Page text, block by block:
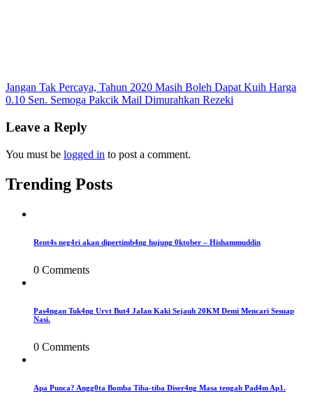
Post
navigation
Jangan Tak Percaya, Tahun 2020 Masih Boleh Dapat Kuih Harga
0.10 Sen. Semoga Pakcik Mail Dimurahkan Rezeki
Leave a Reply
You must be logged in to post a comment.
Trending Posts
Rent4s neg4ri akan dipertimb4ng hujung 0ktober – Hishammuddin
0 Comments
Pas4ngan Tuk4ng Urvt But4 JaIan Kaki Sejauh 20KM Demi Mencari Sesuap
Nasi.
0 Comments
Apa Punca? Angg0ta Bomba Tiba-tiba Diser4ng Masa tengah Pad4m Ap1.